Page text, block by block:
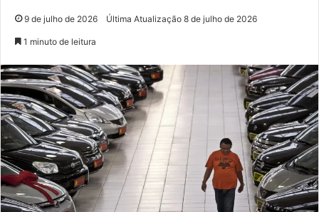
9 de julho de 2026 Última Atualização 8 de julho de 2026
1 minuto de leitura